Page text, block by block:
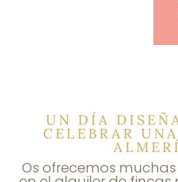
UN DÍA
CELEBRAR
Os ofrecemos